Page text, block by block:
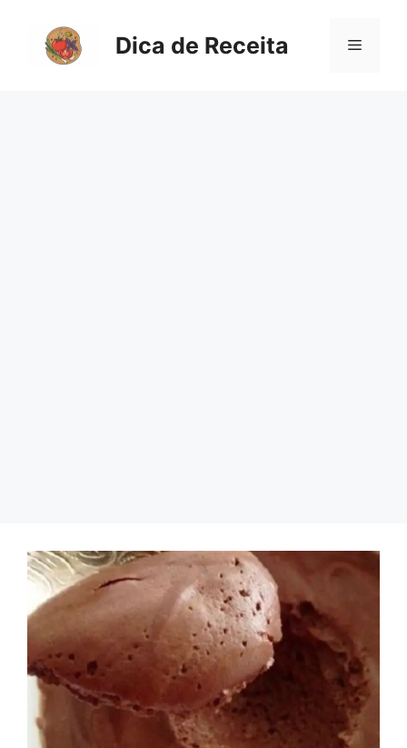
Dica de Receita Menu